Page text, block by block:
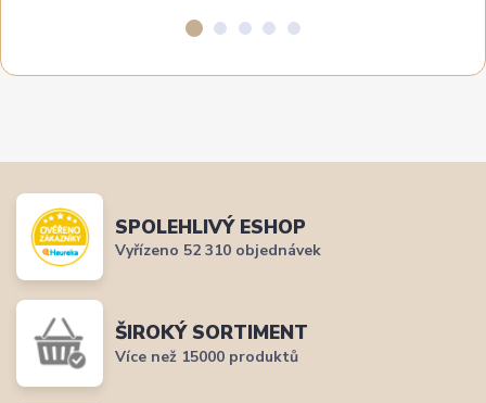
SPOLEHLIVÝ ESHOP
Vyřízeno 52 310 objednávek
ŠIROKÝ SORTIMENT
Více než 15000 produktů